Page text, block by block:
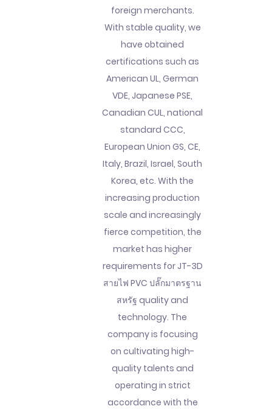
foreign merchants.
With stable quality, we
have obtained
certifications such as
American UL, German
VDE, Japanese PSE,
Canadian CUL, national
standard CCC,
European Union GS, CE,
Italy, Brazil, Israel, South
Korea, etc. With the
increasing production
scale and increasingly
fierce competition, the
market has higher
requirements for JT-3D
สายไฟ PVC ปลั๊กมาตรฐาน
สหรัฐ quality and
technology. The
company is focusing
on cultivating high-
quality talents and
operating in strict
accordance with the